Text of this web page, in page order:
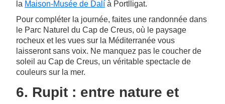
la Maison-Musée de Dalí à Portlligat.
Pour compléter la journée, faites une randonnée dans
le Parc Naturel du Cap de Creus, où le paysage
rocheux et les vues sur la Méditerranée vous
laisseront sans voix. Ne manquez pas le coucher de
soleil au Cap de Creus, un véritable spectacle de
couleurs sur la mer.
6. Rupit : entre nature et